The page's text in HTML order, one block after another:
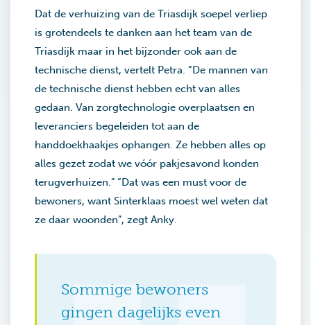
Dat de verhuizing van de Triasdijk soepel verliep
is grotendeels te danken aan het team van de
Triasdijk maar in het bijzonder ook aan de
technische dienst, vertelt Petra. “De mannen van
de technische dienst hebben echt van alles
gedaan. Van zorgtechnologie overplaatsen en
leveranciers begeleiden tot aan de
handdoekhaakjes ophangen. Ze hebben alles op
alles gezet zodat we vóór pakjesavond konden
terugverhuizen.” “Dat was een must voor de
bewoners, want Sinterklaas moest wel weten dat
ze daar woonden”, zegt Anky.
Sommige bewoners
gingen dagelijks even